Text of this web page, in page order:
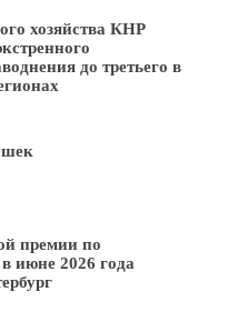
хозяйства КНР
до третьего в
премии по
июне 2026 года